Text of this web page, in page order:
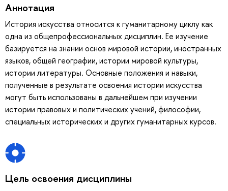
Аннотация
История искусства относится к гуманитарному циклу как
одна из общепрофессиональных дисциплин. Ее изучение
базируется на знании основ мировой истории, иностранных
языков, общей географии, истории мировой культуры,
истории литературы. Основные положения и навыки,
полученные в результате освоения истории искусства
могут быть использованы в дальнейшем при изучении
истории правовых и политических учений, философии,
специальных исторических и других гуманитарных курсов.
Цель освоения дисциплины